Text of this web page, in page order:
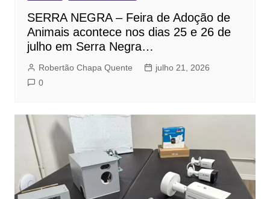
SERRA NEGRA – Feira de Adoção de
Animais acontece nos dias 25 e 26 de
julho em Serra Negra…
Robertão Chapa Quente
julho 21, 2026
0